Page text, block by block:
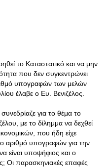
το Καταστατικό και να μην
που δεν συγκεντρώνει
υπογραφών των μελών
έλαβε ο Ευ. Βενιζέλος.
για το θέμα το
με το δίλημμα να δεχθεί
που ήδη είχε
αριθμό υπογραφών για την
είναι υποψήφιος και ο
Οι παρασκηνιακές επαφές